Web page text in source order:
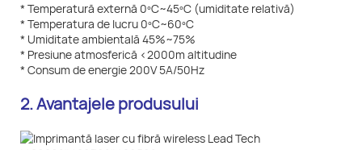
* Temperatură externă 0ºC~45ºC (umiditate relativă)
* Temperatura de lucru 0ºC~60ºC
* Umiditate ambientală 45%~75%
* Presiune atmosferică <2000m altitudine
* Consum de energie 200V 5A/50Hz
2. Avantajele produsului